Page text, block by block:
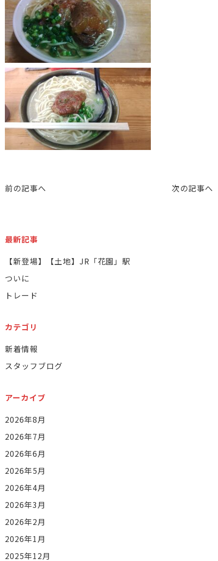
前の記事へ 次の記事へ
最新記事
【新登場】【土地】JR「花園」駅
ついに
トレード
カテゴリ
新着情報
スタッフブログ
アーカイブ
2026年8月
2026年7月
2026年6月
2026年5月
2026年4月
2026年3月
2026年2月
2026年1月
2025年12月